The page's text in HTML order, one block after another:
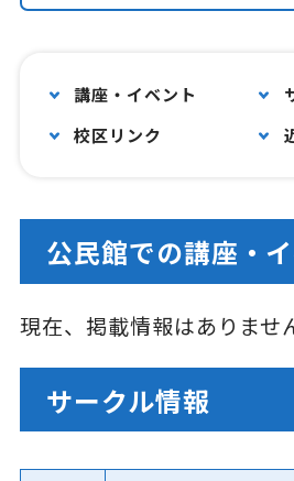
講座・イベント
校区リンク
公民館での講座・
現在、掲載情報はありませ
サークル情報